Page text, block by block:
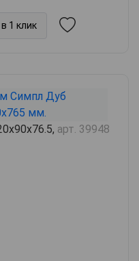
1 клик
арт. 39948